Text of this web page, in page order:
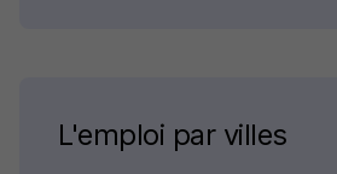
L'emploi par villes